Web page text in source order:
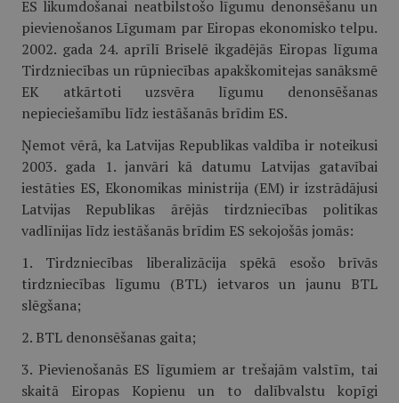
ES likumdošanai neatbilstošo līgumu denonsēšanu un
pievienošanos Līgumam par Eiropas ekonomisko telpu.
2002. gada 24. aprīlī Briselē ikgadējās Eiropas līguma
Tirdzniecības un rūpniecības apakškomitejas sanāksmē
EK atkārtoti uzsvēra līgumu denonsēšanas
nepieciešamību līdz iestāšanās brīdim ES.
Ņemot vērā, ka Latvijas Republikas valdība ir noteikusi
2003. gada 1. janvāri kā datumu Latvijas gatavībai
iestāties ES, Ekonomikas ministrija (EM) ir izstrādājusi
Latvijas Republikas ārējās tirdzniecības politikas
vadlīnijas līdz iestāšanās brīdim ES sekojošās jomās:
1. Tirdzniecības liberalizācija spēkā esošo brīvās
tirdzniecības līgumu (BTL) ietvaros un jaunu BTL
slēgšana;
2. BTL denonsēšanas gaita;
3. Pievienošanās ES līgumiem ar trešajām valstīm, tai
skaitā Eiropas Kopienu un to dalībvalstu kopīgi